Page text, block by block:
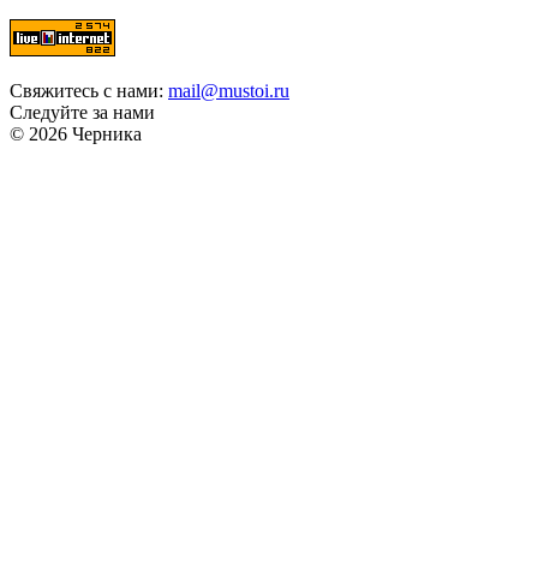
Свяжитесь с нами: mail@mustoi.ru
Следуйте за нами
© 2026 Черника